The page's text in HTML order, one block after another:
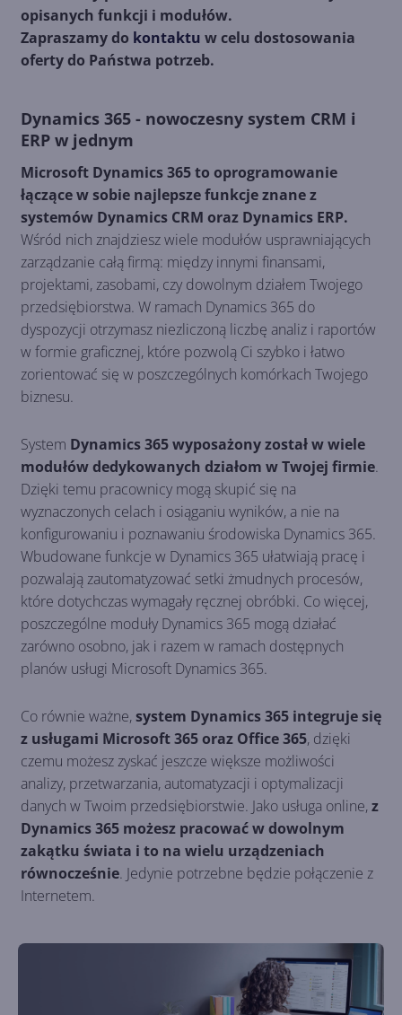
opisanych funkcji i modułów.
Zapraszamy do kontaktu w celu dostosowania
oferty do Państwa potrzeb.
Dynamics 365 - nowoczesny system CRM i
ERP w jednym
Microsoft Dynamics 365 to oprogramowanie
łączące w sobie najlepsze funkcje znane z
systemów Dynamics CRM oraz Dynamics ERP.
Wśród nich znajdziesz wiele modułów usprawniających
zarządzanie całą firmą: między innymi finansami,
projektami, zasobami, czy dowolnym działem Twojego
przedsiębiorstwa. W ramach Dynamics 365 do
dyspozycji otrzymasz niezliczoną liczbę analiz i raportów
w formie graficznej, które pozwolą Ci szybko i łatwo
zorientować się w poszczególnych komórkach Twojego
biznesu.
System Dynamics 365 wyposażony został w wiele
modułów dedykowanych działom w Twojej firmie.
Dzięki temu pracownicy mogą skupić się na
wyznaczonych celach i osiąganiu wyników, a nie na
konfigurowaniu i poznawaniu środowiska Dynamics 365.
Wbudowane funkcje w Dynamics 365 ułatwiają pracę i
pozwalają zautomatyzować setki żmudnych procesów,
które dotychczas wymagały ręcznej obróbki. Co więcej,
poszczególne moduły Dynamics 365 mogą działać
zarówno osobno, jak i razem w ramach dostępnych
planów usługi Microsoft Dynamics 365.
Co równie ważne,system Dynamics 365 integruje się
z usługami Microsoft 365 oraz Office 365, dzięki
czemu możesz zyskać jeszcze większe możliwości
analizy, przetwarzania, automatyzacji i optymalizacji
danych w Twoim przedsiębiorstwie. Jako usługa online,z
Dynamics 365 możesz pracować w dowolnym
zakątku świata i to na wielu urządzeniach
równocześnie. Jedynie potrzebne będzie połączenie z
Internetem.